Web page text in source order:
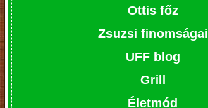
Ottis főz
Zsuzsi finomságai
UFF blog
Grill
Életmód